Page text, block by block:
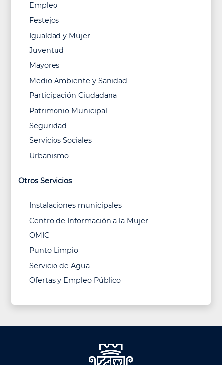
Empleo
Festejos
Igualdad y Mujer
Juventud
Mayores
Medio Ambiente y Sanidad
Participación Ciudadana
Patrimonio Municipal
Seguridad
Servicios Sociales
Urbanismo
Otros Servicios
Instalaciones municipales
Centro de Información a la Mujer
OMIC
Punto Limpio
Servicio de Agua
Ofertas y Empleo Público